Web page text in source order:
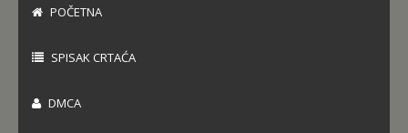
POČETNA
SPISAK CRTAĆA
DMCA